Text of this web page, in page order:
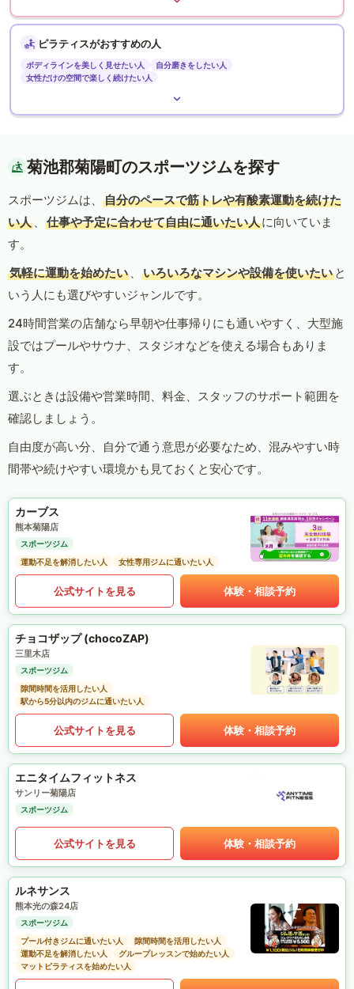
ピラティスがおすすめの人
ボディラインを美しく見せたい人
自分磨きをしたい人
女性だけの空間で楽しく続けたい人
菊池郡菊陽町のスポーツジムを探す
スポーツジムは、
自分のペースで筋トレや有酸素運動を続けた
い人 、 仕事や予定に合わせて自由に通いたい人に向いていま
す。
気軽に運動を始めたい 、 いろいろなマシンや設備を使いたい と
いう人にも選びやすいジャンルです。
24時間営業の店舗なら早朝や仕事帰りにも通いやすく、大型施
設ではプールやサウナ、スタジオなどを使える場合もありま
す。
選ぶときは設備や営業時間、料金、スタッフのサポート範囲を
確認しましょう。
自由度が高い分、自分で通う意思が必要なため、混みやすい時
間帯や続けやすい環境かも見ておくと安心です。
カーブス
熊本菊陽店
スポーツジム
運動不足を解消したい人
女性専用ジムに通いたい人
公式サイトを見る 体験・相談予約
チョコザップ (chocoZAP)
三里木店
スポーツジム
隙間時間を活用したい人
駅から5分以内のジムに通いたい人
公式サイトを見る 体験・相談予約
エニタイムフィットネス
サンリー菊陽店
スポーツジム
公式サイトを見る 体験・相談予約
ルネサンス
熊本光の森24店
スポーツジム
プール付きジムに通いたい人
隙間時間を活用したい人
運動不足を解消したい人
グループレッスンで始めたい人
マットピラティスを始めたい人